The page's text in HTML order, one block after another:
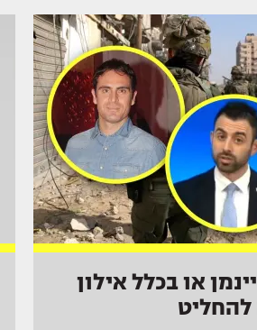
או בכלל אילון